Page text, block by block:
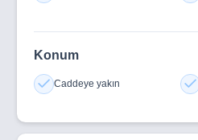
Konum
Caddeye yakın